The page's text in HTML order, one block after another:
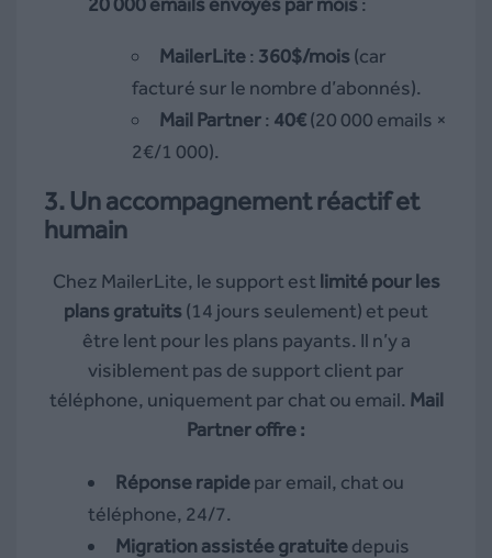
MailerLite: 360$/mois(car
facturé sur le nombre d’abonnés).
Mail Partner: 40€(20 000 emails ×
2€/1 000).
3. Un accompagnement réactif et
humain
Chez MailerLite, le support est limité pour les
plans gratuits(14 jours seulement) et peut
être lent pour les plans payants. Il n’y a
visiblement pas de support client par
téléphone, uniquement par chat ou email. Mail
Partner offre :
Réponse rapidepar email, chat ou
téléphone, 24/7.
Migration assistée gratuitedepuis